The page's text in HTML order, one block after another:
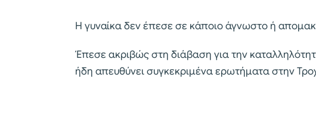
Η γυναίκα δεν έπεσε σε κάποιο άγνωστο ή
Έπεσε ακριβώς στη διάβαση για την
ήδη απευθύνει συγκεκριμένα ερωτήματα στην